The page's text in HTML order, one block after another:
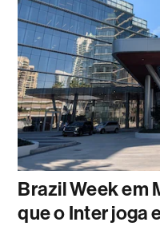
Brazil Week em
que o Inter joga